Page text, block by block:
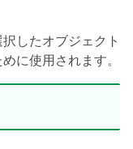
したオブジェクト
に使用されます。